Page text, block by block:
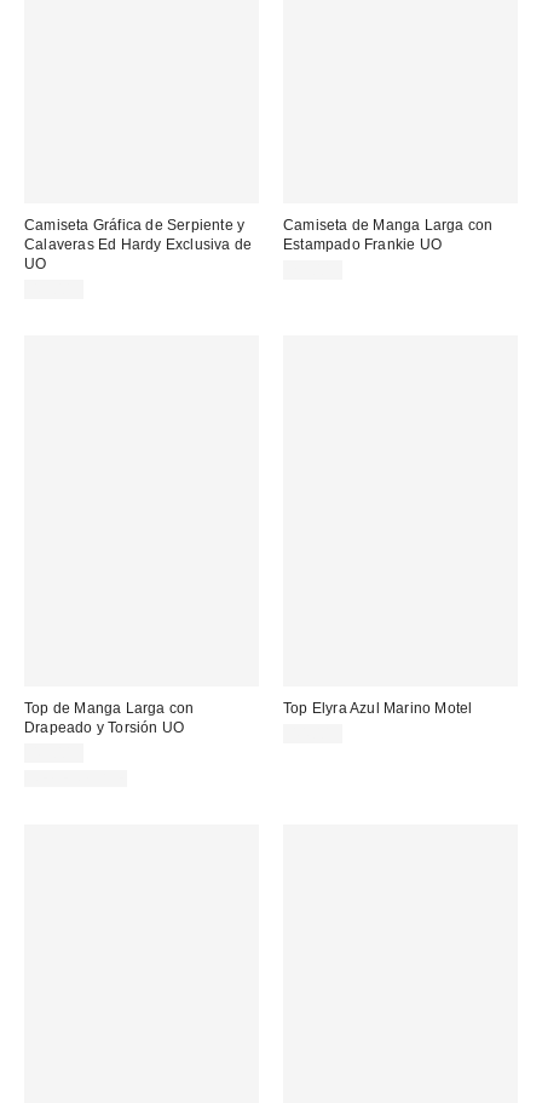
Camiseta Gráfica de Serpiente y
Calaveras Ed Hardy Exclusiva de
UO
Camiseta de Manga Larga con
Estampado Frankie UO
Top de Manga Larga con
Drapeado y Torsión UO
Top Elyra Azul Marino Motel